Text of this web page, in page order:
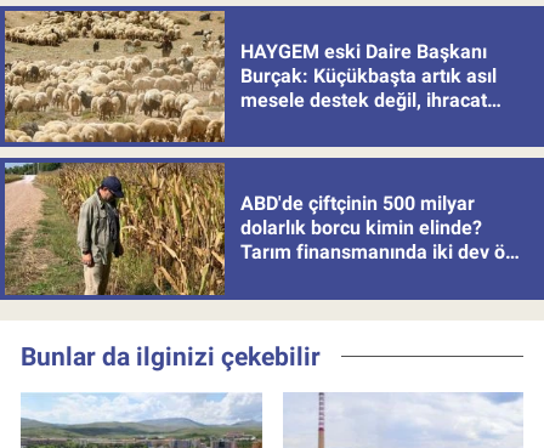
HAYGEM eski Daire Başkanı
Burçak: Küçükbaşta artık asıl
mesele destek değil, ihracat
ABD'de çiftçinin 500 milyar
dolarlık borcu kimin elinde?
Tarım finansmanında iki dev öne
Bunlar da ilginizi çekebilir